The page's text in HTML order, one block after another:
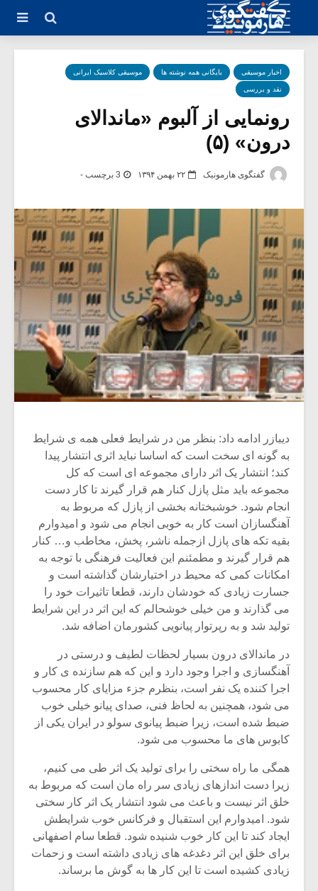
اخبار موسیقی بایگانی همه نوشته ها موسیقی کلاسیک ایرانی
نقد و بررسی
رونمایی از آلبوم «ماندالای
درون» (۵)
گفتگوی هارمونیک ۲۲ بهمن ۱۳۹۴ 3 برچسب -
دیبازر ادامه داد: بنظر من در شرایط فعلی همه ی شرایط
به گونه ای سخت است که اساسا نباید اثری انتشار پیدا
کند؛ انتشار یک اثر دارای مجموعه ای است که کل
مجموعه باید مثل پازل کنار هم قرار گیرند تا کار دست
انجام شود. خوشبختانه بخشی از پازل که مربوط به
آهنگسازان است کار به خوبی انجام می شود و امیدوارم
بقیه تکه های پازل ازجمله ناشر، پخش، مخاطب و… کنار
هم قرار گیرند و مطمئنم این فعالیت فرهنگی با توجه به
امکانات کمی که محیط در اختیارشان گذاشته است و
جسارت زیادی که خودشان دارند، قطعا تاثیرات خود را
می گذارند و من خیلی خوشحالم که این اثر در این شرایط
تولید شد و به رپرتوار پیانویی کشورمان اضافه شد.
در ماندالای درون بسیار لحظات لطیف و درستی در
آهنگسازی و اجرا وجود دارد و این که هم سازنده ی کار و
اجرا کننده یک نفر است، بنظرم جزء مزایای کار محسوب
می شود، همچنین به لحاظ فنی، صدای پیانو خیلی خوب
ضبط شده است، زیرا ضبط پیانوی سولو در ایران یکی از
کابوس های ما محسوب می شود.
همگی ما راه سختی را برای تولید یک اثر طی می کنیم،
زیرا دست اندازهای زیادی سر راه مان است که مربوط به
خلق اثر نیست و باعث می شود انتشار یک اثر کار سختی
شود. امیدوارم این استقبال و فرکانس خوب شرایطش
ایجاد کند تا این کار خوب شنیده شود. قطعا سام اصفهانی
برای خلق این اثر دغدغه های زیادی داشته است و زحمات
زیادی کشیده است تا این کار ها به گوش ما برساند.
میکلوش روژا موریس ژار